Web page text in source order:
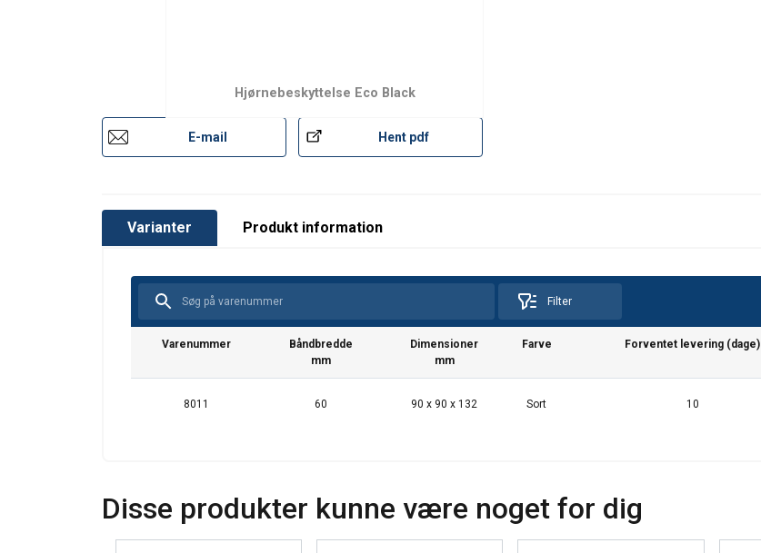
Hjørnebeskyttelse Eco Black
E-mail Hent pdf
Varianter Produkt information
Filter
Varenummer
Båndbredde
mm
Dimensioner
mm
Farve Forventet levering (dage)
8011 60 90 x 90 x 132 Sort 10
Disse produkter kunne være noget for dig